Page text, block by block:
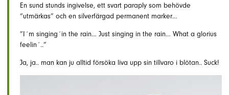
En sund stunds ingivelse, ett svart paraply som behövde
“utmärkas” och en silverfärgad permanent marker…
”I´m singing´in the rain… Just singing in the rain… What a glorius
feelin´..”
Ja, ja.. man kan ju alltid försöka liva upp sin tillvaro i blötan.. Suck!